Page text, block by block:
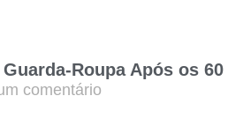
Roupa Após os 60
comentário